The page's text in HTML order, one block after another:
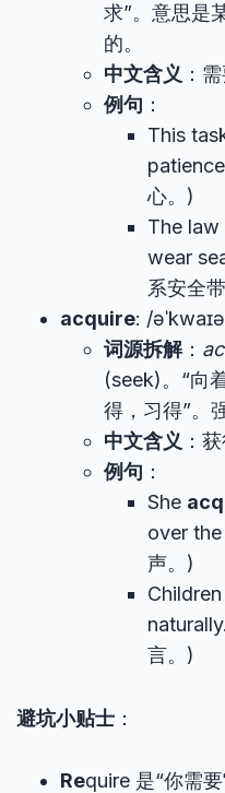
求”。意思是
的。
中文含义 ：
例句 ：
This
心。)
The law
wear
系安全
acquire: /
词源拆解：
(seek)。“向
得，习得”。
中文含义 ：
例句 ：
She
over
声。)
言。)
避坑小贴士 ：
Require 是“你需